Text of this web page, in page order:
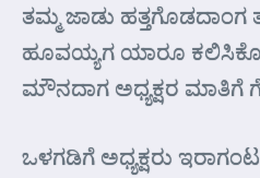
ತಮ್ಮ ಜಾಡು
ಹೂವಯ್ಯಗ ಯಾರೂ
ಮೌನದಾಗ ಅಧ್ಯಕ್ಷರ ಮಾತಿಗೆ
ಒಳಗಡಿಗೆ ಅಧ್ಯಕ್ಷರು